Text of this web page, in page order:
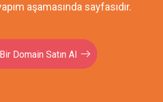
aşamasında sayfasıdır.
Domain Satın Al